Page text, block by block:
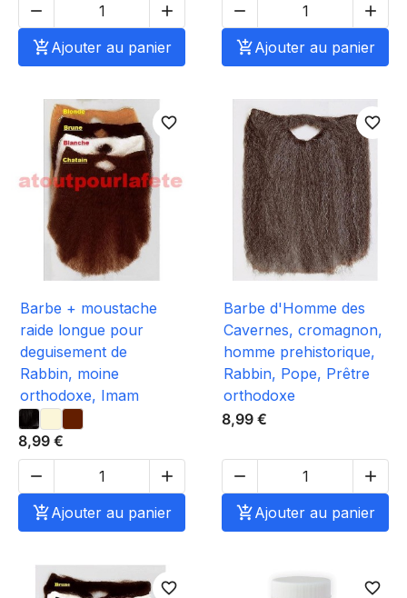


Ajouter au panier


Ajouter au panier
favorite_border
Barbe + moustache
raide longue pour
deguisement de
Rabbin, moine
orthodoxe, Imam
8,99 €


Ajouter au panier
favorite_border
Barbe d'Homme des
Cavernes, cromagnon,
homme prehistorique,
Rabbin, Pope, Prêtre
orthodoxe
8,99 €


Ajouter au panier
favorite_border favorite_border